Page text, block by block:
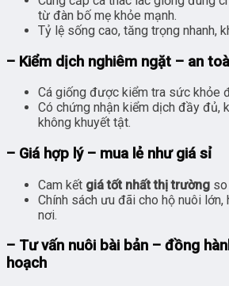
từ đàn bố mẹ khỏe mạnh.
Tỷ lệ sống cao, tăng trọng nhanh,
– Kiểm dịch nghiêm ngặt – an
Cá giống được kiểm tra sức khỏe
Có chứng nhận kiểm dịch đầy đủ,
không khuyết tật.
– Giá hợp lý – mua lẻ như giá sỉ
Cam kết giá tốt nhất thị trường
Chính sách ưu đãi cho hộ nuôi lớn,
nơi.
– Tư vấn nuôi bài bản – đồng
hoạch